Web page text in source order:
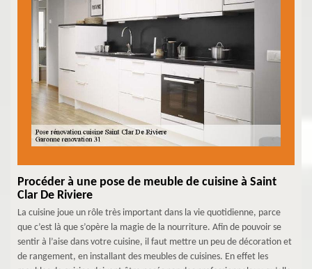
Procéder à une pose de meuble de cuisine à Saint
Clar De Riviere
La cuisine joue un rôle très important dans la vie quotidienne, parce
que c’est là que s’opère la magie de la nourriture. Afin de pouvoir se
sentir à l’aise dans votre cuisine, il faut mettre un peu de décoration et
de rangement, en installant des meubles de cuisines. En effet les